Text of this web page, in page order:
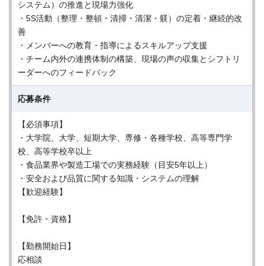
システム）の推進と現場力強化
・5S活動（整理・整頓・清掃・清潔・躾）の定着・継続的改
善
・メンバーへの教育・指導によるスキルアップ支援
・チーム内外の連携体制の構築、現場の声の収集とシフトリ
ーダーへのフィードバック
応募条件
【必須事項】
・大学院、大学、短期大学、専修・各種学校、高等専門学
校、高等学校卒以上
・食品業界や製造工場での実務経験（目安5年以上）
・安全および品質に関する知識・システムの理解
【歓迎経験】
【免許・資格】
【勤務開始日】
応相談